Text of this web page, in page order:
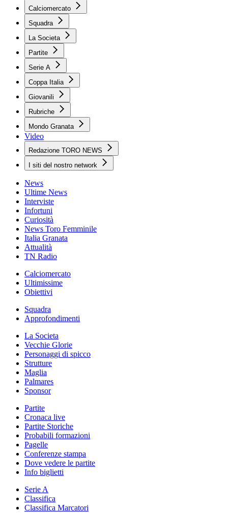
Calciomercato
Squadra
La Societa
Partite
Serie A
Coppa Italia
Giovanili
Rubriche
Mondo Granata
Video
Redazione TORO NEWS
I siti del nostro network
News
Ultime News
Interviste
Infortuni
Curiosità
News Toro Femminile
Italia Granata
Attualità
TN Radio
Calciomercato
Ultimissime
Obiettivi
Squadra
Approfondimenti
La Societa
Vecchie Glorie
Personaggi di spicco
Strutture
Maglia
Palmares
Sponsor
Partite
Cronaca live
Partite Storiche
Probabili formazioni
Pagelle
Conferenze stampa
Dove vedere le partite
Info biglietti
Serie A
Classifica
Classifica Marcatori